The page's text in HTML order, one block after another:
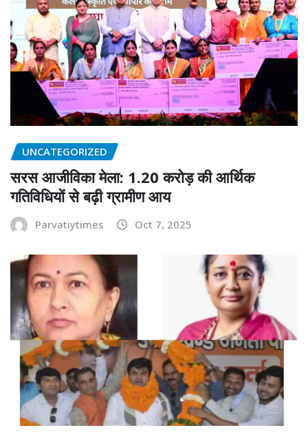
UNCATEGORIZED
सरस आजीविका मेला: 1.20 करोड़ की आर्थिक
गतिविधियों से बढ़ी ग्रामीण आय
Parvatiytimes Oct 7, 2025